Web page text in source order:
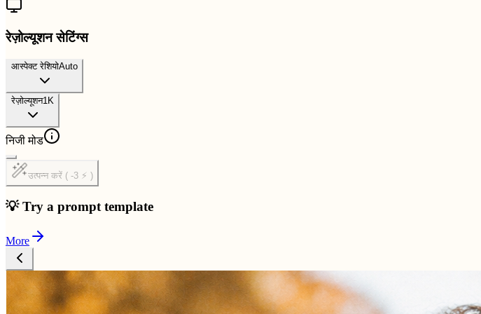
रेज़ोल्यूशन सेटिंग्स
आस्पेक्ट रेशियोAuto
रेज़ोल्यूशन1K
निजी मोड
उत्पन्न करें ( -3 ⚡ )
💡 Try a prompt template
More